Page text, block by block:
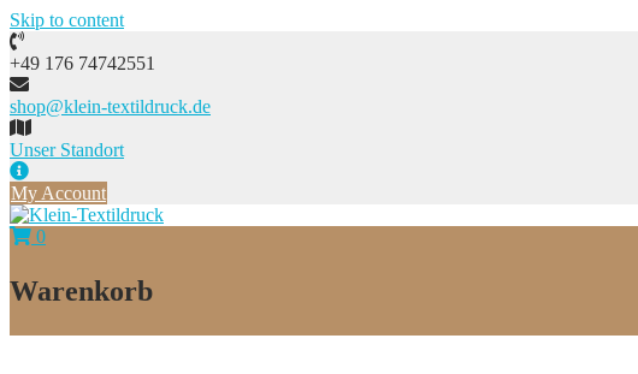
Skip to content
+49 176 74742551
shop@klein-textildruck.de
Unser Standort
My Account
0
Warenkorb